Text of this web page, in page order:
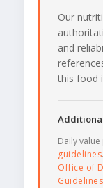
Our
and
this food
Daily
guidelines
Office of